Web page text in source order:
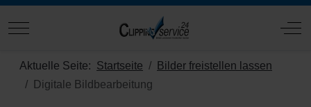
Mobile Menu Toggle Off-
Aktuelle Seite: Startseite
Bilder freistellen lassen
Digitale Bildbearbeitung